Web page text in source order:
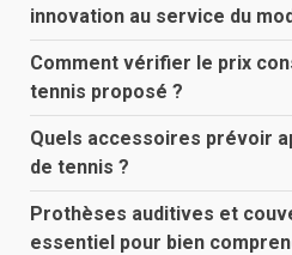
innovation au service du
Comment vérifier le prix
tennis proposé ?
Quels accessoires prévoir
de tennis ?
Prothèses auditives et
essentiel pour bien